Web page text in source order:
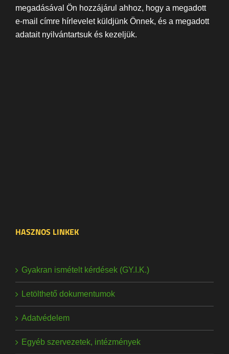
megadásával Ön hozzájárul ahhoz, hogy a megadott
e-mail címre hírlevelet küldjünk Önnek, és a megadott
adatait nyilvántartsuk és kezeljük.
HASZNOS LINKEK
Gyakran ismételt kérdések (GY.I.K.)
Letölthető dokumentumok
Adatvédelem
Egyéb szervezetek, intézmények